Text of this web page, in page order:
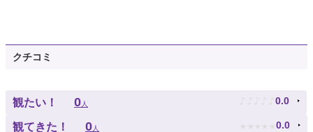
クチコミ
観たい！ 0人 ♪ ♪ ♪ ♪ ♪ 0.0
観てきた！ 0人 ★ ★ ★ ★ ★ 0.0